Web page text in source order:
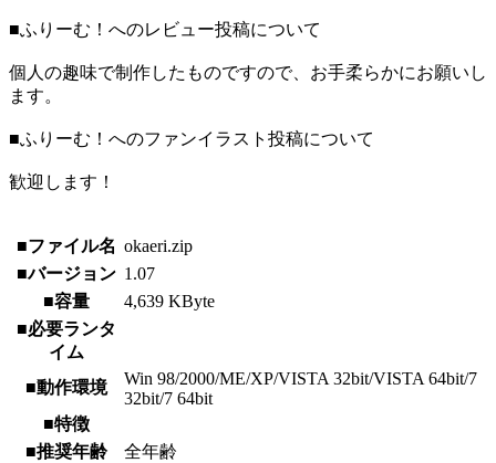
■ふりーむ！へのレビュー投稿について
個人の趣味で制作したものですので、お手柔らかにお願いし
ます。
■ふりーむ！へのファンイラスト投稿について
歓迎します！
■ファイル名 okaeri.zip
■バージョン 1.07
■容量
4,639 KByte
■必要ランタ
イム
■動作環境
Win 98/2000/ME/XP/VISTA 32bit/VISTA 64bit/7
32bit/7 64bit
■特徴
■推奨年齢
全年齢